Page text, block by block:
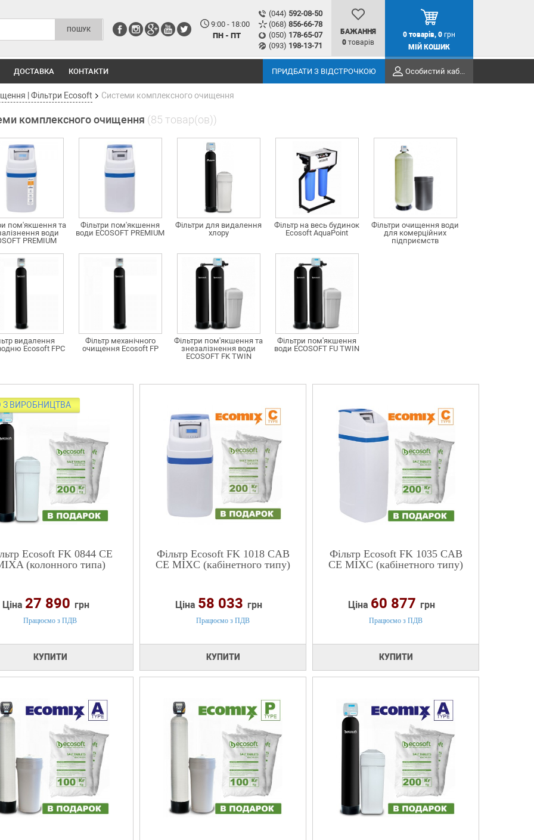
9:00 - 18:00
ПН - ПТ
(044) 592-08-50
(068) 856-66-78
(050) 178-65-07
(093) 198-13-71
БАЖАННЯ
0 товарів
0 товарів, 0 грн
МІЙ КОШИК
ДОСТАВКА КОНТАКТИ ПРИДБАТИ З ВІДСТРОЧКОЮ Особистий кабінет
| Фільтри Ecosoft Системи комплексного очищення
комплексного очищення (85 товар(ов))
пом'якшення та
води
PREMIUM
Фільтри пом'якшення
води ECOSOFT PREMIUM
Фільтри для видалення
хлору
Фільтр на весь будинок
Ecosoft AquaPoint
Фільтри очищення води
для комерційних
підприємств
видалення
Ecosoft FPC
Фільтр механічного
очищення Ecosoft FP
Фільтри пом'якшення та
знезалізнення води
ECOSOFT FK TWIN
Фільтри пом'якшення
води ECOSOFT FU TWIN
З ВИРОБНИЦТВА
Ecosoft FK 0844 CE
(колонного типа)
Ціна 27 890 грн
Працюємо з ПДВ
КУПИТИ
Фільтр Ecosoft FK 1018 CAB
CE MIXC (кабінетного типу)
Ціна 58 033 грн
Працюємо з ПДВ
КУПИТИ
Фільтр Ecosoft FK 1035 CAB
CE MIXC (кабінетного типу)
Ціна 60 877 грн
Працюємо з ПДВ
КУПИТИ